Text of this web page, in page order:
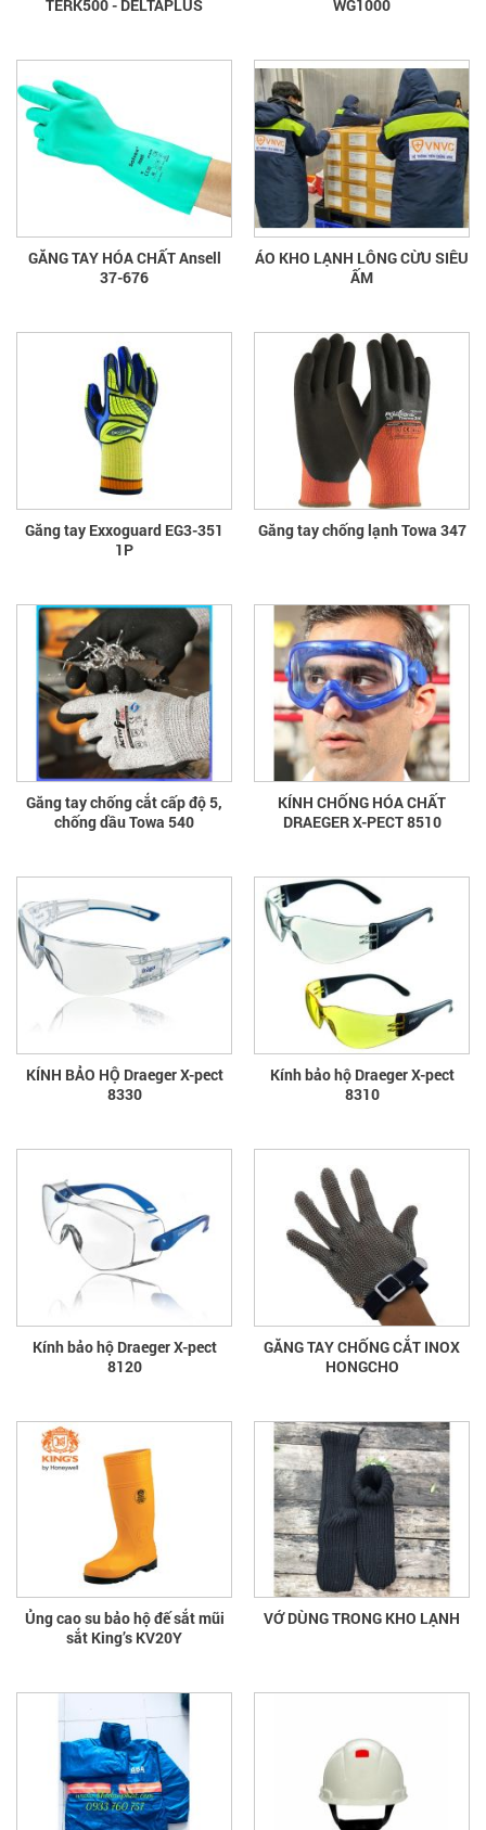
TERK500 - DELTAPLUS WG1000
GĂNG TAY HÓA CHẤT Ansell
37-676
ÁO KHO LẠNH LÔNG CỪU SIÊU
ẤM
Găng tay Exxoguard EG3-351
1P
Găng tay chống lạnh Towa 347
Găng tay chống cắt cấp độ 5,
chống dầu Towa 540
KÍNH CHỐNG HÓA CHẤT
DRAEGER X-PECT 8510
KÍNH BẢO HỘ Draeger X-pect
8330
Kính bảo hộ Draeger X-pect
8310
Kính bảo hộ Draeger X-pect
8120
GĂNG TAY CHỐNG CẮT INOX
HONGCHO
Ủng cao su bảo hộ đế sắt mũi
sắt King’s KV20Y
VỚ DÙNG TRONG KHO LẠNH